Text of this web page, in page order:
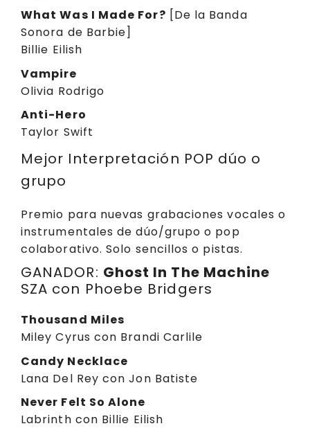
What Was I Made For? [De la Banda
Sonora de Barbie]
Billie Eilish
Vampire
Olivia Rodrigo
Anti-Hero
Taylor Swift
Mejor Interpretación POP dúo o
grupo
Premio para nuevas grabaciones vocales o
instrumentales de dúo/grupo o pop
colaborativo. Solo sencillos o pistas.
GANADOR: Ghost In The Machine
SZA con Phoebe Bridgers
Thousand Miles
Miley Cyrus con Brandi Carlile
Candy Necklace
Lana Del Rey con Jon Batiste
Never Felt So Alone
Labrinth con Billie Eilish